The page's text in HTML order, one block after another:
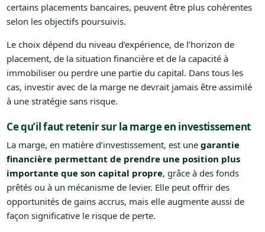
certains placements bancaires, peuvent être plus cohérentes
selon les objectifs poursuivis.
Le choix dépend du niveau d’expérience, de l’horizon de
placement, de la situation financière et de la capacité à
immobiliser ou perdre une partie du capital. Dans tous les
cas, investir avec de la marge ne devrait jamais être assimilé
à une stratégie sans risque.
Ce qu’il faut retenir sur la marge en investissement
La marge, en matière d’investissement, est une garantie
financière permettant de prendre une position plus
importante que son capital propre, grâce à des fonds
prêtés ou à un mécanisme de levier. Elle peut offrir des
opportunités de gains accrus, mais elle augmente aussi de
façon significative le risque de perte.